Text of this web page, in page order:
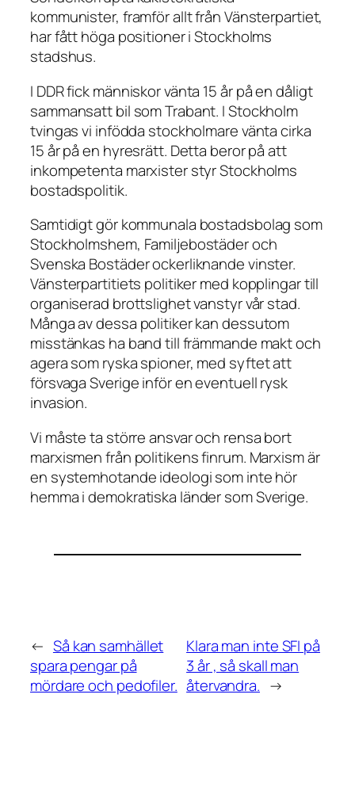
kommunister, framför allt från Vänsterpartiet,
har fått höga positioner i Stockholms
stadshus.
I DDR fick människor vänta 15 år på en dåligt
sammansatt bil som Trabant. I Stockholm
tvingas vi infödda stockholmare vänta cirka
15 år på en hyresrätt. Detta beror på att
inkompetenta marxister styr Stockholms
bostadspolitik.
Samtidigt gör kommunala bostadsbolag som
Stockholmshem, Familjebostäder och
Svenska Bostäder ockerliknande vinster.
Vänsterpartitiets politiker med kopplingar till
organiserad brottslighet vanstyr vår stad.
Många av dessa politiker kan dessutom
misstänkas ha band till främmande makt och
agera som ryska spioner, med syftet att
försvaga Sverige inför en eventuell rysk
invasion.
Vi måste ta större ansvar och rensa bort
marxismen från politikens finrum. Marxism är
en systemhotande ideologi som inte hör
hemma i demokratiska länder som Sverige.
← Så kan samhället
spara pengar på
mördare och pedofiler.
Klara man inte SFI på
3 år , så skall man
återvandra. →